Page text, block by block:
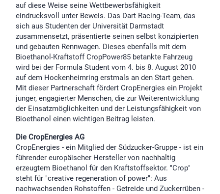
auf diese Weise seine Wettbewerbsfähigkeit
eindrucksvoll unter Beweis. Das Dart Racing-Team, das
sich aus Studenten der Universität Darmstadt
zusammensetzt, präsentierte seinen selbst konzipierten
und gebauten Rennwagen. Dieses ebenfalls mit dem
Bioethanol-Kraftstoff CropPower85 betankte Fahrzeug
wird bei der Formula Student vom 4. bis 8. August 2010
auf dem Hockenheimring erstmals an den Start gehen.
Mit dieser Partnerschaft fördert CropEnergies ein Projekt
junger, engagierter Menschen, die zur Weiterentwicklung
der Einsatzmöglichkeiten und der Leistungsfähigkeit von
Bioethanol einen wichtigen Beitrag leisten.
Die CropEnergies AG
CropEnergies - ein Mitglied der Südzucker-Gruppe - ist ein
führender europäischer Hersteller von nachhaltig
erzeugtem Bioethanol für den Kraftstoffsektor. "Crop"
steht für "creative regeneration of power": Aus
nachwachsenden Rohstoffen - Getreide und Zuckerrüben -